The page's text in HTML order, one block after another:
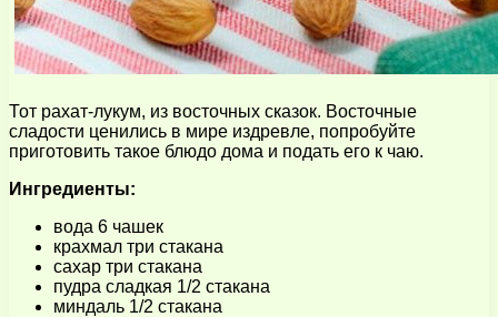
Тот рахат-лукум, из восточных сказок. Восточные
сладости ценились в мире издревле, попробуйте
приготовить такое блюдо дома и подать его к чаю.
Ингредиенты:
вода 6 чашек
крахмал три стакана
сахар три стакана
пудра сладкая 1/2 стакана
миндаль 1/2 стакана